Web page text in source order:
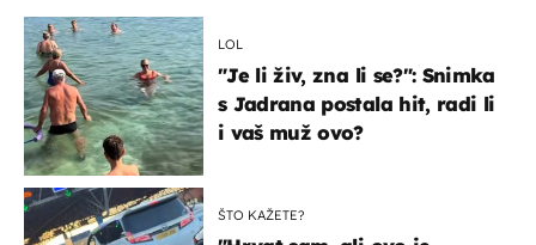
LOL
"Je li živ, zna li se?": Snimka
s Jadrana postala hit, radi li
i vaš muž ovo?
ŠTO KAŽETE?